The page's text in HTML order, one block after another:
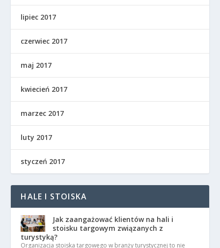
lipiec 2017
czerwiec 2017
maj 2017
kwiecień 2017
marzec 2017
luty 2017
styczeń 2017
HALE I STOISKA
Jak zaangażować klientów na hali i
stoisku targowym związanych z
turystyką?
Organizacja stoiska targowego w branży turystycznej to nie